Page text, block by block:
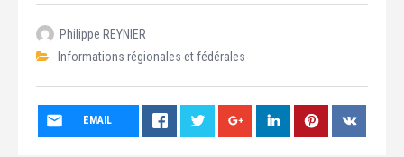
Philippe REYNIER
Informations régionales et fédérales
EMAIL